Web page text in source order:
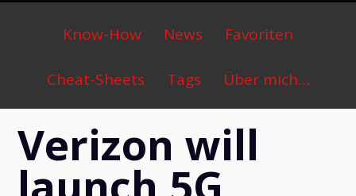
Primary
Menu
Know-How News Favoriten
Cheat-Sheets Tags Über mich…
Verizon will